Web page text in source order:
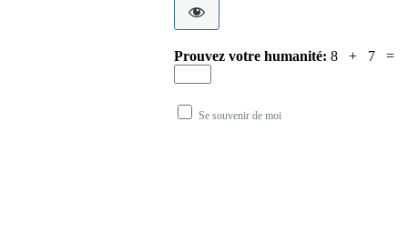
Prouvez votre humanité: 8 + 7 =
Se souvenir de moi